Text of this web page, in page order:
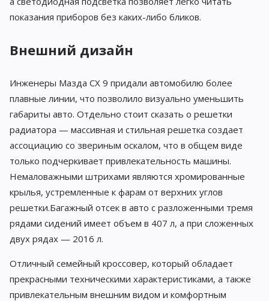
показания приборов без каких-либо бликов.
Внешний дизайн
Инженеры Мазда CX 9 придали автомобилю более
плавные линии, что позволило визуально уменьшить
габариты авто. Отдельно стоит сказать о решетки
радиатора — массивная и стильная решетка создает
ассоциацию со звериным оскалом, что в общем виде
только подчеркивает привлекательность машины.
Немаловажными штрихами являются хромированные
крылья, устремленные к фарам от верхних углов
решетки.Багажный отсек в авто с разложенными тремя
рядами сидений имеет объем в 407 л, а при сложенных
двух рядах — 2016 л.
Отличный семейный кроссовер, который обладает
прекрасными техническими характеристиками, а также
привлекательным внешним видом и комфортным